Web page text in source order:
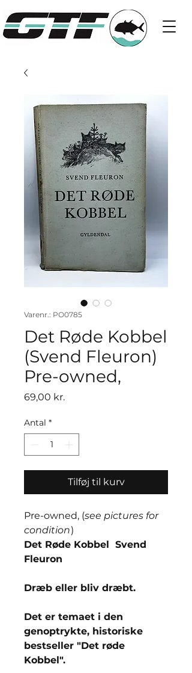
Varenr.: PO0785
Det Røde Kobbel
(Svend Fleuron)
Pre-owned,
69,00 kr.Pris
Antal *
Tilføj til kurv
Pre-owned, (see pictures for
condition)
Det Røde Kobbel Svend
Fleuron
Dræb eller bliv dræbt.
Det er temaet i den
genoptrykte, historiske
bestseller "Det røde
Kobbel".